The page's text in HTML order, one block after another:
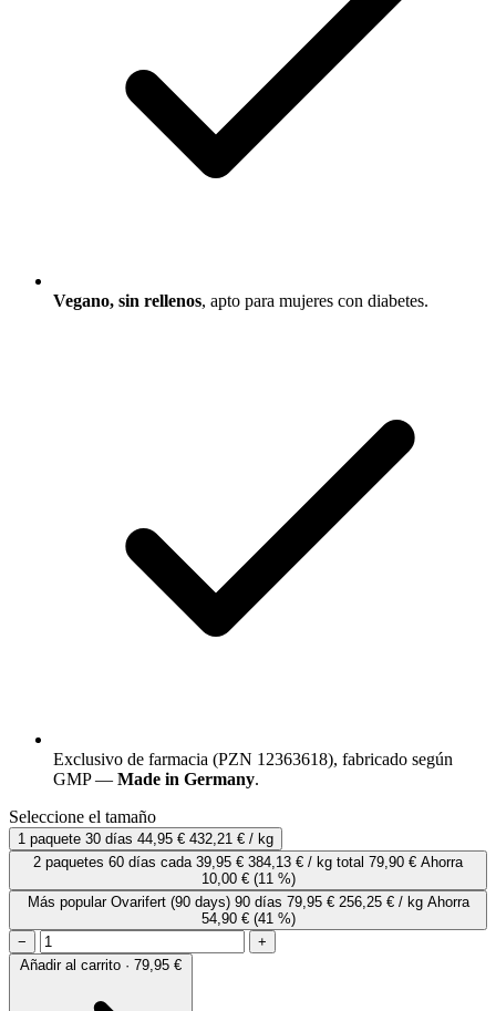
Vegano, sin rellenos, apto para mujeres con diabetes.
Exclusivo de farmacia (PZN 12363618), fabricado según
GMP — Made in Germany.
Seleccione el tamaño
1 paquete 30 días 44,95 € 432,21 € / kg
2 paquetes 60 días cada 39,95 € 384,13 € / kg total 79,90 € Ahorra
10,00 € (11 %)
Más popular Ovarifert (90 days) 90 días 79,95 € 256,25 € / kg Ahorra
54,90 € (41 %)
−
+
Añadir al carrito · 79,95 €